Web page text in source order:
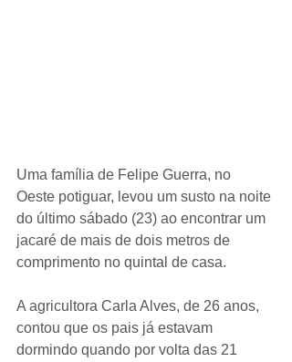
Uma família de Felipe Guerra, no
Oeste potiguar, levou um susto na noite
do último sábado (23) ao encontrar um
jacaré de mais de dois metros de
comprimento no quintal de casa.
A agricultora Carla Alves, de 26 anos,
contou que os pais já estavam
dormindo quando por volta das 21